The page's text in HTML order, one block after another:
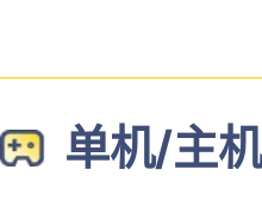
单机/主